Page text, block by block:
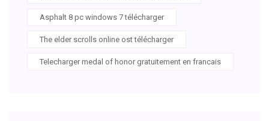
Asphalt 8 pc windows 7 télécharger
The elder scrolls online ost télécharger
Telecharger medal of honor gratuitement en francais